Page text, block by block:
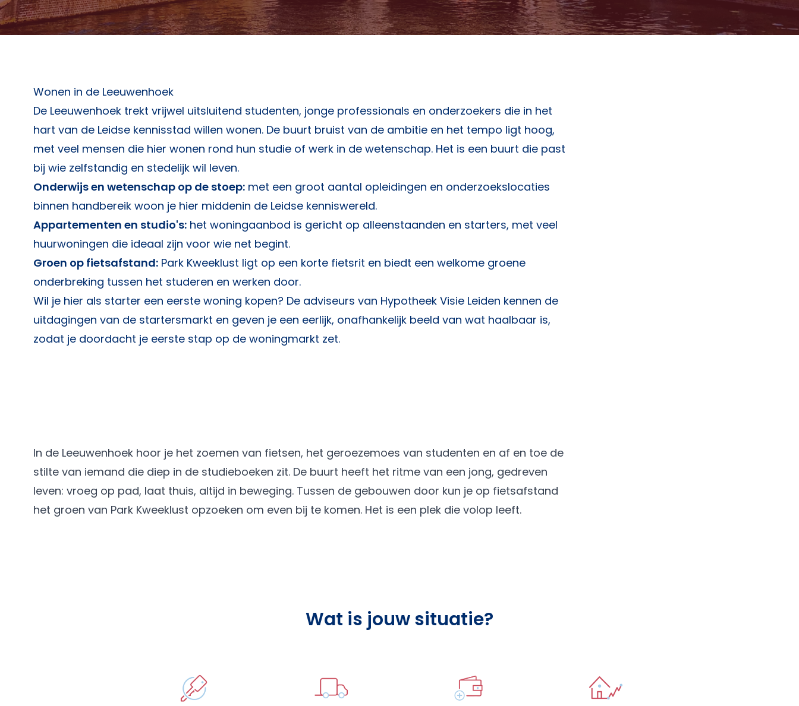
Wonen in de Leeuwenhoek
De Leeuwenhoek trekt vrijwel uitsluitend studenten, jonge professionals en onderzoekers die in het
hart van de Leidse kennisstad willen wonen. De buurt bruist van de ambitie en het tempo ligt hoog,
met veel mensen die hier wonen rond hun studie of werk in de wetenschap. Het is een buurt die past
bij wie zelfstandig en stedelijk wil leven.
Onderwijs en wetenschap op de stoep: met een groot aantal opleidingen en onderzoekslocaties
binnen handbereik woon je hier middenin de Leidse kenniswereld.
Appartementen en studio's: het woningaanbod is gericht op alleenstaanden en starters, met veel
huurwoningen die ideaal zijn voor wie net begint.
Groen op fietsafstand: Park Kweeklust ligt op een korte fietsrit en biedt een welkome groene
onderbreking tussen het studeren en werken door.
Wil je hier als starter een eerste woning kopen? De adviseurs van Hypotheek Visie Leiden kennen de
uitdagingen van de startersmarkt en geven je een eerlijk, onafhankelijk beeld van wat haalbaar is,
zodat je doordacht je eerste stap op de woningmarkt zet.
In de Leeuwenhoek hoor je het zoemen van fietsen, het geroezemoes van studenten en af en toe de
stilte van iemand die diep in de studieboeken zit. De buurt heeft het ritme van een jong, gedreven
leven: vroeg op pad, laat thuis, altijd in beweging. Tussen de gebouwen door kun je op fietsafstand
het groen van Park Kweeklust opzoeken om even bij te komen. Het is een plek die volop leeft.
Wat is jouw situatie?